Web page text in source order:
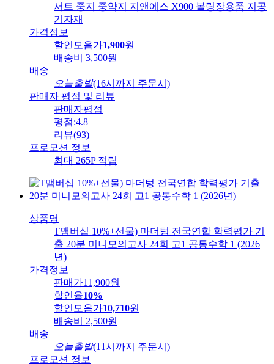
서트 중지 중약지 지앤에스 X900 볼링장용품 지공
기자재
가격정보
할인모음가1,900원
배송비
3,500원
배송
오늘출발(16시까지 주문시)
판매자 평점 및 리뷰
판매자평점
평점:4.8
리뷰(93)
프로모션 정보
최대 265P 적립
상품명
T맴버십 10%+선물) 마더텅 전국연합 학력평가 기
출 20분 미니모의고사 24회 고1 공통수학 1 (2026
년)
가격정보
판매가11,900원
할인율10%
할인모음가10,710원
배송비
2,500원
배송
오늘출발(11시까지 주문시)
프로모션 정보